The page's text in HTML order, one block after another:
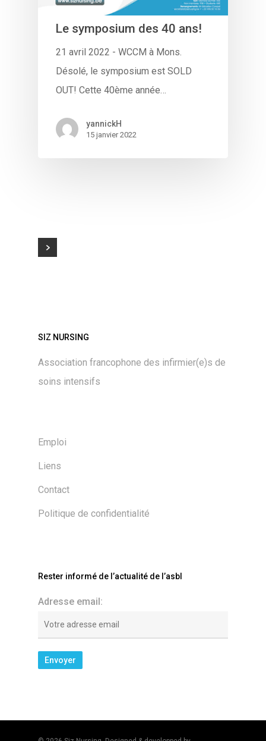
Le symposium des 40 ans!
21 avril 2022 - WCCM à Mons.
Désolé, le symposium est SOLD
OUT! Cette 40ème année…
yannickH
15 janvier 2022
SIZ NURSING
Association francophone des infirmier(e)s de
soins intensifs
Emploi
Liens
Contact
Politique de confidentialité
Rester informé de l’actualité de l’asbl
Adresse email: